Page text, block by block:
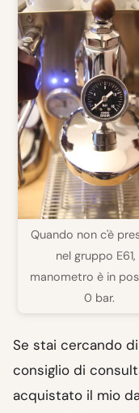
Quando non c'è
nel gruppo E61,
manometro è in
0 bar.
Se stai cercando
consiglio di
acquistato il mio